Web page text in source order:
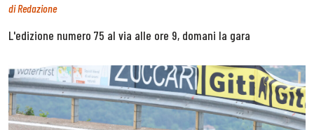
diRedazione
L'edizione numero 75 al via alle ore 9, domani la gara